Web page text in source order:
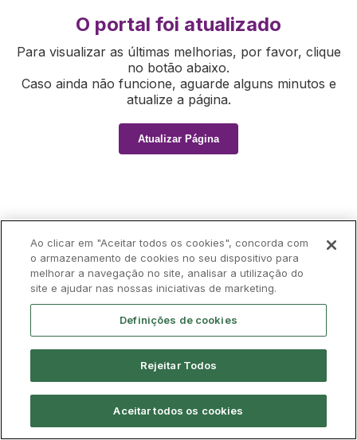
O portal foi atualizado
Para visualizar as últimas melhorias, por favor, clique
no botão abaixo.
Caso ainda não funcione, aguarde alguns minutos e
atualize a página.
Atualizar Página
Ao clicar em "Aceitar todos os cookies", concorda com
o armazenamento de cookies no seu dispositivo para
melhorar a navegação no site, analisar a utilização do
site e ajudar nas nossas iniciativas de marketing.
Definições de cookies
Rejeitar Todos
Aceitar todos os cookies